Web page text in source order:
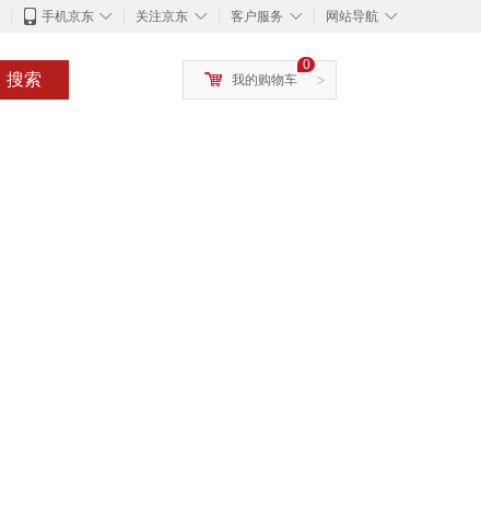
◇
手机京东 ◇
关注京东 ◇
客户服务 ◇
网站导航
搜索 >
0
我的购物车